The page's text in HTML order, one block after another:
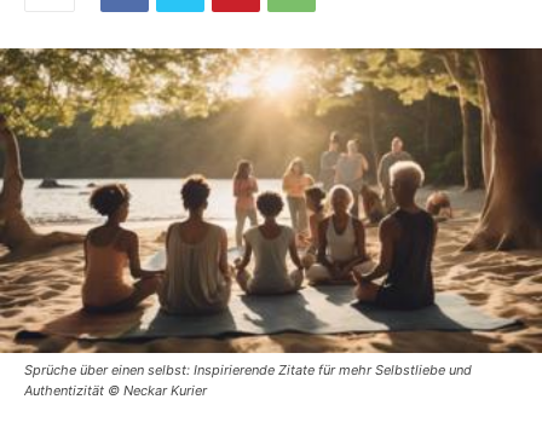
Sprüche über einen selbst: Inspirierende Zitate für mehr Selbstliebe und
Authentizität © Neckar Kurier